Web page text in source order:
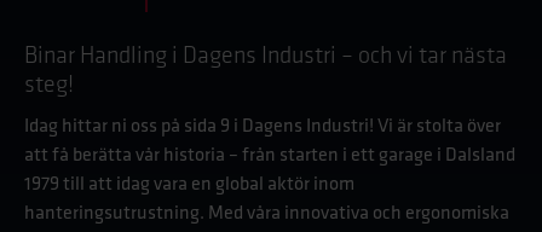
Binar Handling i Dagens Industri – och vi tar nästa
steg!
Idag hittar ni oss på sida 9 i Dagens Industri! Vi är stolta över
att få berätta vår historia – från starten i ett garage i Dalsland
1979 till att idag vara en global aktör inom
hanteringsutrustning. Med våra innovativa och ergonomiska